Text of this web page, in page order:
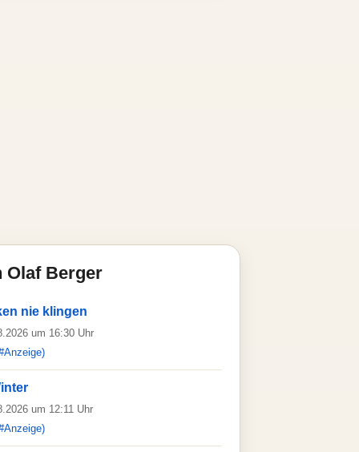
Olaf Berger
nie klingen
um 16:30 Uhr
um 12:11 Uhr